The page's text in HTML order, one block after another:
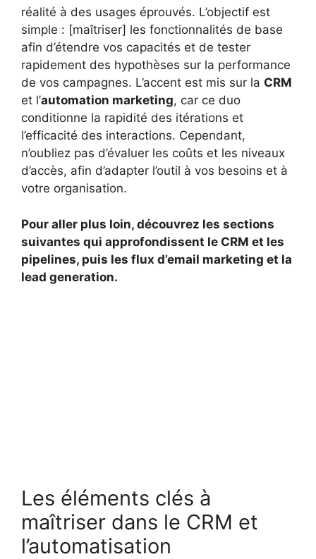
réalité à des usages éprouvés. L’objectif est
simple : [maîtriser] les fonctionnalités de base
afin d’étendre vos capacités et de tester
rapidement des hypothèses sur la performance
de vos campagnes. L’accent est mis sur la CRM
et l’automation marketing, car ce duo
conditionne la rapidité des itérations et
l’efficacité des interactions. Cependant,
n’oubliez pas d’évaluer les coûts et les niveaux
d’accès, afin d’adapter l’outil à vos besoins et à
votre organisation.
Pour aller plus loin, découvrez les sections
suivantes qui approfondissent le CRM et les
pipelines, puis les flux d’email marketing et la
lead generation.
Les éléments clés à
maîtriser dans le CRM et
l’automatisation